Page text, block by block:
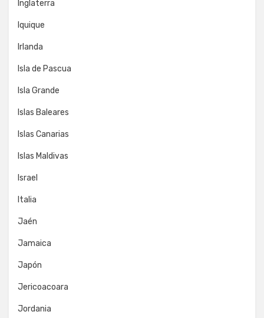
Inglaterra
Iquique
Irlanda
Isla de Pascua
Isla Grande
Islas Baleares
Islas Canarias
Islas Maldivas
Israel
Italia
Jaén
Jamaica
Japón
Jericoacoara
Jordania